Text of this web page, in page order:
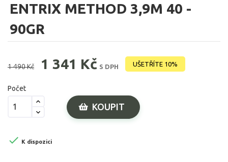
ENTRIX METHOD 3,9M 40 -
90GR
1 490 Kč 1 341 Kč S DPH UŠETŘÍTE 10%
Počet
KOUPIT
 K dispozici